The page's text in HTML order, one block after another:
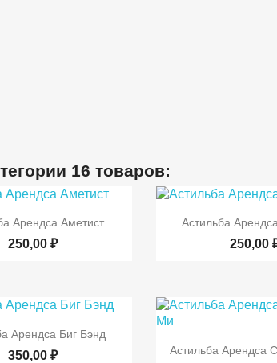
16 товаров:
просмотр
Арендса Аметист
250,00 ₽
 Быстрый
Астильба
250,00
просмотр
Арендса Биг Бэнд
350,00 ₽  Быстрый
Астильба Арендса